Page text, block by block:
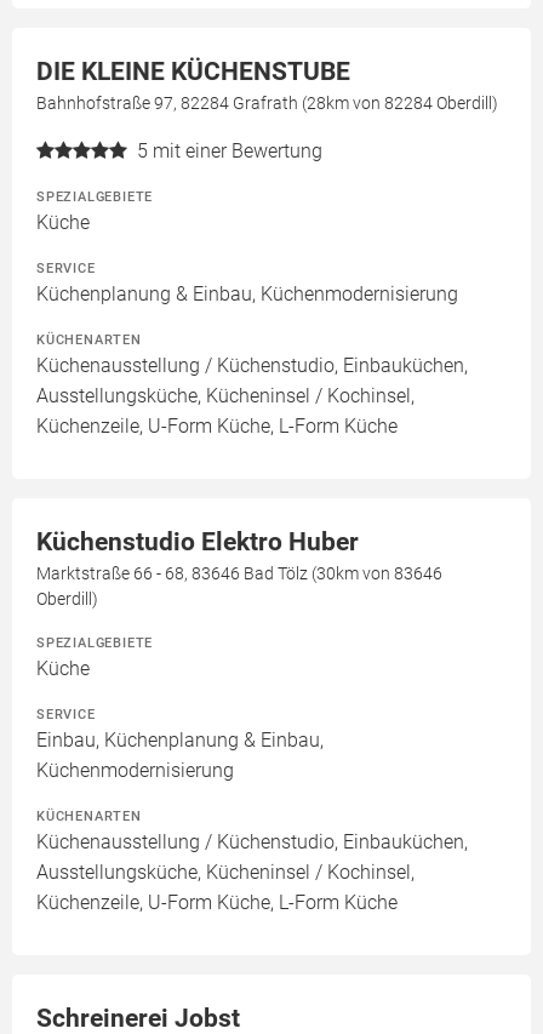
DIE KLEINE KÜCHENSTUBE
Bahnhofstraße 97, 82284 Grafrath (28km von 82284 Oberdill)
5 mit einer Bewertung
SPEZIALGEBIETE
Küche
SERVICE
Küchenplanung & Einbau, Küchenmodernisierung
KÜCHENARTEN
Küchenausstellung / Küchenstudio, Einbauküchen,
Ausstellungsküche, Kücheninsel / Kochinsel,
Küchenzeile, U-Form Küche, L-Form Küche
Küchenstudio Elektro Huber
Marktstraße 66 - 68, 83646 Bad Tölz (30km von 83646
Oberdill)
SPEZIALGEBIETE
Küche
SERVICE
Einbau, Küchenplanung & Einbau,
Küchenmodernisierung
KÜCHENARTEN
Küchenausstellung / Küchenstudio, Einbauküchen,
Ausstellungsküche, Kücheninsel / Kochinsel,
Küchenzeile, U-Form Küche, L-Form Küche
Schreinerei Jobst